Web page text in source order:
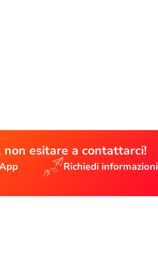
non esitare a contattarci!
Richiedi informazioni